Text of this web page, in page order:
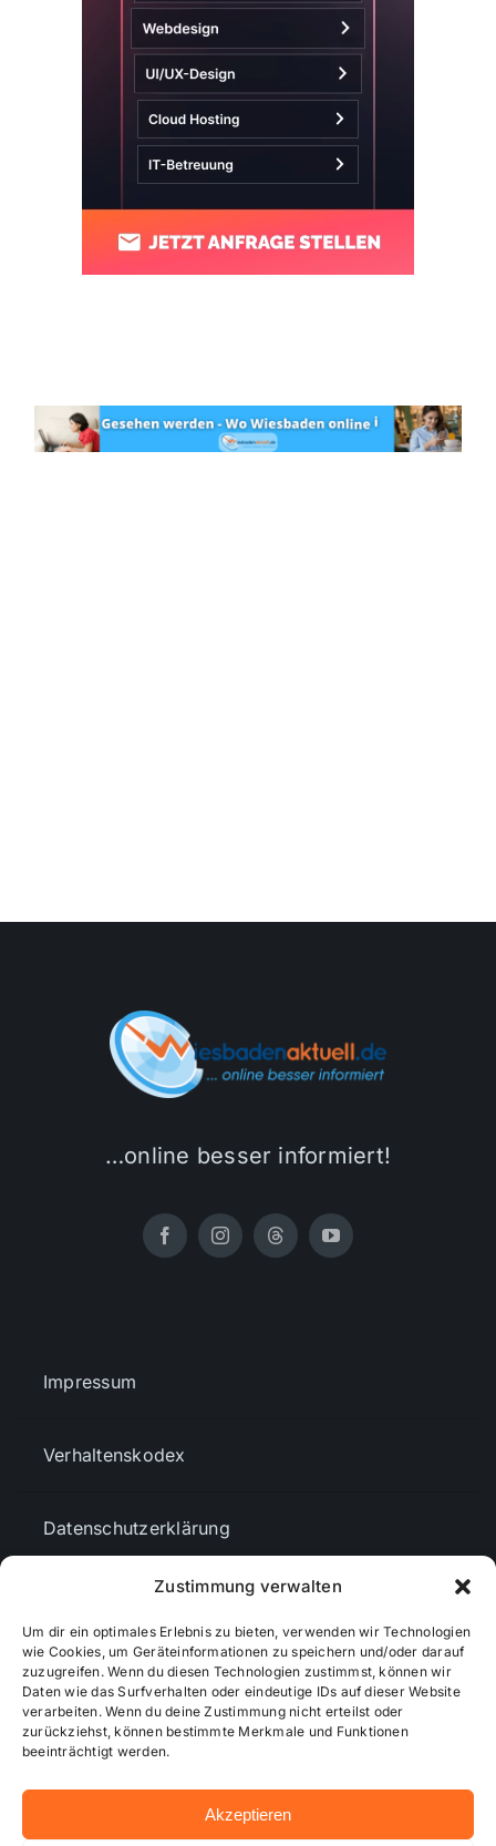
Zustimmung verwalten
Um dir ein optimales Erlebnis zu bieten, verwenden wir Technologien
wie Cookies, um Geräteinformationen zu speichern und/oder darauf
zuzugreifen. Wenn du diesen Technologien zustimmst, können wir
Daten wie das Surfverhalten oder eindeutige IDs auf dieser Website
verarbeiten. Wenn du deine Zustimmung nicht erteilst oder
zurückziehst, können bestimmte Merkmale und Funktionen
beeinträchtigt werden.
Akzeptieren
…online besser informiert!
Impressum
Verhaltenskodex
Datenschutzerklärung
Cookie-Richtlinie (EU)
Mediendaten
© 2026 - Wiesbadenaktuell ...online besser informiert!